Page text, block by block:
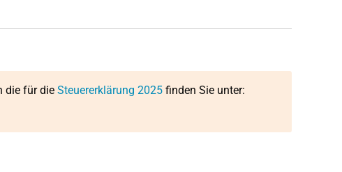
die für die Steuererklärung 2025finden Sie unter: